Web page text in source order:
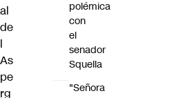
al
de
l
As
pe
rg
polémica
con
el
senador
Squella
"Señora